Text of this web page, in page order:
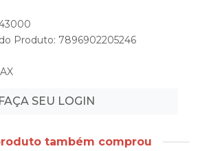
Produto: 7896902205246
FAÇA SEU LOGIN
também comprou